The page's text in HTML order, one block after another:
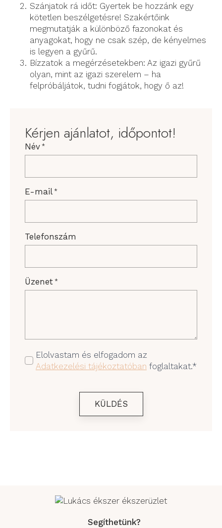
Szánjatok rá időt: Gyertek be hozzánk egy
kötetlen beszélgetésre! Szakértőink
megmutatják a különböző fazonokat és
anyagokat, hogy ne csak szép, de kényelmes
is legyen a gyűrű.
Bízzatok a megérzésetekben: Az igazi gyűrű
olyan, mint az igazi szerelem – ha
felpróbáljátok, tudni fogjátok, hogy ő az!
Kérjen ajánlatot, időpontot!
Név *
E-mail *
Telefonszám
Üzenet *
GDPR
*
Elolvastam és elfogadom az
Adatkezelési tájékoztatóban foglaltakat.*
KÜLDÉS
Segíthetünk?